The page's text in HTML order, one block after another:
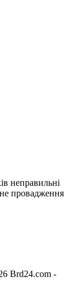
неправильні
провадження
Brd24.com -